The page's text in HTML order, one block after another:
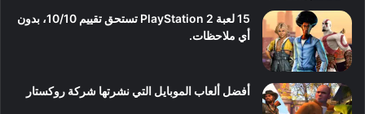
15 لعبة PlayStation 2 تستحق تقييم 10/10، بدون
أي ملاحظات.
أفضل ألعاب الموبايل التي نشرتها شركة روكستار